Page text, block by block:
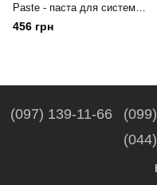
Paste - паста для систем
выхлопа
456 грн
(097) 139-11-66